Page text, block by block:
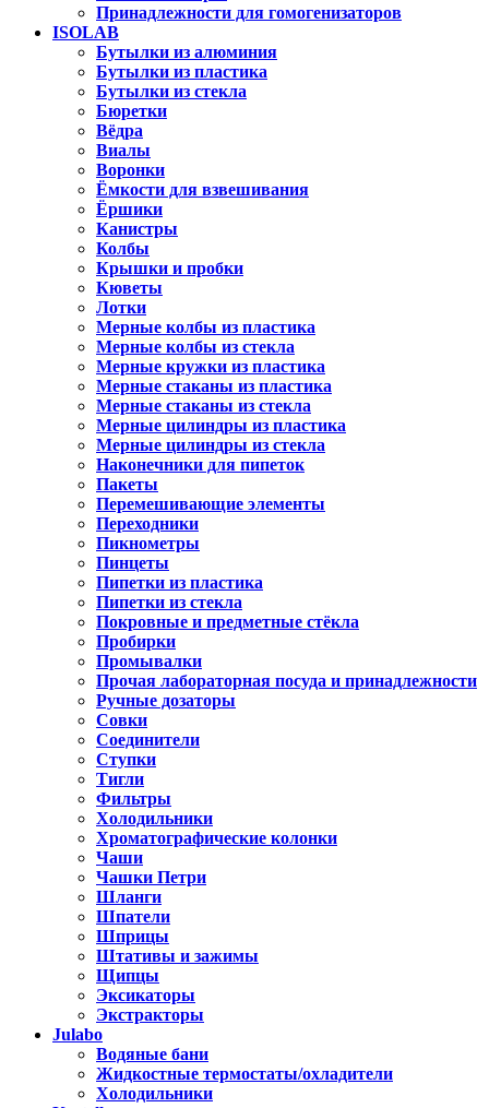
Принадлежности для гомогенизаторов
ISOLAB
Бутылки из алюминия
Бутылки из пластика
Бутылки из стекла
Бюретки
Вёдра
Виалы
Воронки
Ёмкости для взвешивания
Ёршики
Канистры
Колбы
Крышки и пробки
Кюветы
Лотки
Мерные колбы из пластика
Мерные колбы из стекла
Мерные кружки из пластика
Мерные стаканы из пластика
Мерные стаканы из стекла
Мерные цилиндры из пластика
Мерные цилиндры из стекла
Наконечники для пипеток
Пакеты
Перемешивающие элементы
Переходники
Пикнометры
Пинцеты
Пипетки из пластика
Пипетки из стекла
Покровные и предметные стёкла
Пробирки
Промывалки
Прочая лабораторная посуда и принадлежности
Ручные дозаторы
Совки
Соединители
Ступки
Тигли
Фильтры
Холодильники
Хроматографические колонки
Чаши
Чашки Петри
Шланги
Шпатели
Шприцы
Штативы и зажимы
Щипцы
Эксикаторы
Экстракторы
Julabo
Водяные бани
Жидкостные термостаты/охладители
Холодильники